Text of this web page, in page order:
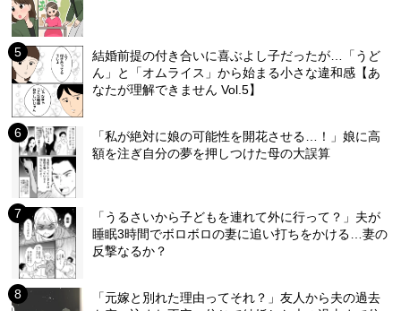
結婚前提の付き合いに喜ぶよし子だったが…「うど
ん」と「オムライス」から始まる小さな違和感【あ
なたが理解できません Vol.5】
「私が絶対に娘の可能性を開花させる…！」娘に高
額を注ぎ自分の夢を押しつけた母の大誤算
「うるさいから子どもを連れて外に行って？」夫が
睡眠3時間でボロボロの妻に追い打ちをかける…妻の
反撃なるか？
「元嫁と別れた理由ってそれ？」友人から夫の過去